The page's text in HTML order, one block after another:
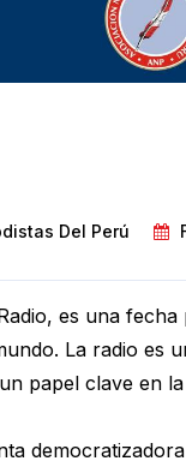
Del Perú
es una
La radio es
papel clave en